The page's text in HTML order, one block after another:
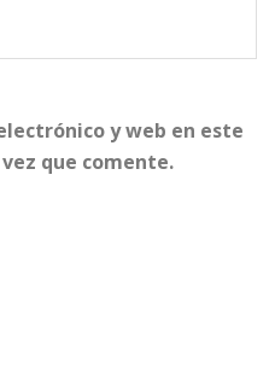
y web en este
que comente.